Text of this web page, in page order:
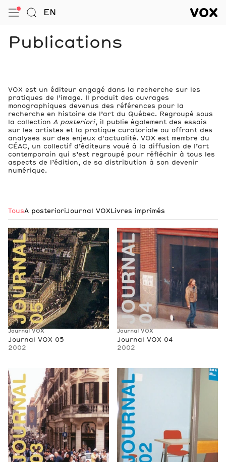
VOX — Centre de l’image
Ouvrir le menu
Aller à la Recherche
EN
Navigation
Publications
VOX est un éditeur engagé dans la recherche sur les
pratiques de l’image. Il produit des ouvrages
monographiques devenus des références pour la
recherche en histoire de l’art du Québec. Regroupé sous
la collection A posteriori, il publie également des essais
sur les artistes et la pratique curatoriale ou offrant des
analyses sur des enjeux d'actualité. VOX est membre du
CÉAC, un collectif d’éditeurs voué à la diffusion de l’art
contemporain qui s’est regroupé pour réfléchir à tous les
aspects de l’édition, de sa distribution à son devenir
numérique.
TousA posterioriJournal VOXLivres imprimés
Journal VOX
Journal VOX 05
2002
Journal VOX
Journal VOX 04
2002